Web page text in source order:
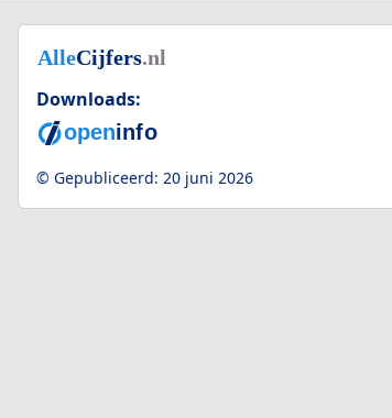
Downloads:
© Gepubliceerd: 20 juni 2026